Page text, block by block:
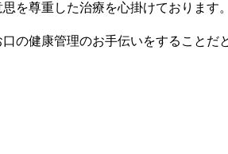
を尊重した治療を心掛けております
の健康管理のお手伝いをすることだ